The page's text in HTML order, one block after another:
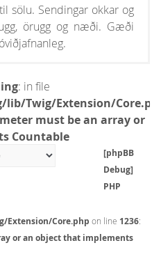
sölu. Sendingar okkar og
örugg og næði. Gæði
: in file
Twig/Extension/
must be an array or
Countable
[phpBB
Debug]
PHP
Extension/Core.php on line 1236:
or an object that implements